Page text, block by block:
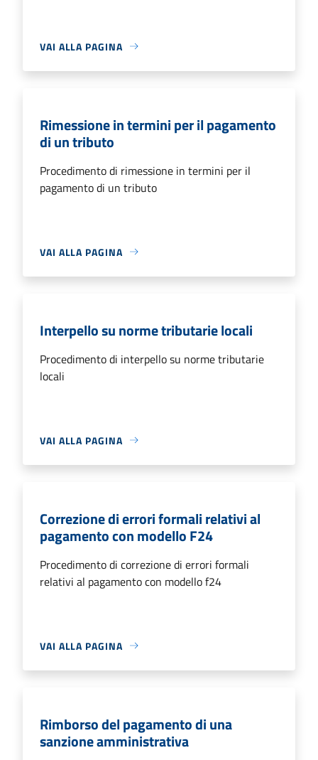
VAI ALLA PAGINA
Rimessione in termini per il pagamento
di un tributo
Procedimento di rimessione in termini per il
pagamento di un tributo
VAI ALLA PAGINA
Interpello su norme tributarie locali
Procedimento di interpello su norme tributarie
locali
VAI ALLA PAGINA
Correzione di errori formali relativi al
pagamento con modello F24
Procedimento di correzione di errori formali
relativi al pagamento con modello f24
VAI ALLA PAGINA
Rimborso del pagamento di una
sanzione amministrativa